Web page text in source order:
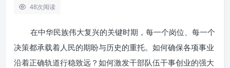
48次阅读
在中华民族伟大复兴的关键时期，每一个岗位、每一个
决策都承载着人民的期盼与历史的重托。如何确保各项事业
沿着正确轨道行稳致远？如何激发干部队伍干事创业的强大